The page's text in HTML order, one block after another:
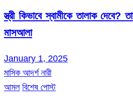
স্ত্রী কিভাবে স্বামীকে তালাক দেবে?
মাসআলা
January 1, 2025
মাসিক আদর্শ নারী
আমল বিশেষ পোস্ট